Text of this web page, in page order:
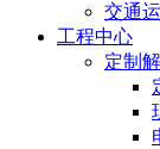
交通
工程中心
定制